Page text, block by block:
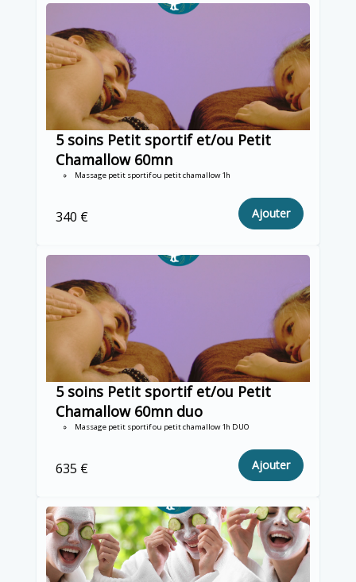
5 soins Petit sportif et/ou Petit
Chamallow 60mn
Massage petit sportif ou petit chamallow 1h
340 € Ajouter
5 soins Petit sportif et/ou Petit
Chamallow 60mn duo
Massage petit sportif ou petit chamallow 1h DUO
635 € Ajouter